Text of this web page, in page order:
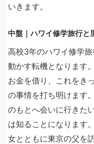
いきます。
中盤｜ハワイ修学旅行と
高校3年のハワイ修学
動かす転機となります
お金を借り、これをき
の事情を打ち明けます
のもとへ会いに行きた
は知ることになります
女とともに東京の父を